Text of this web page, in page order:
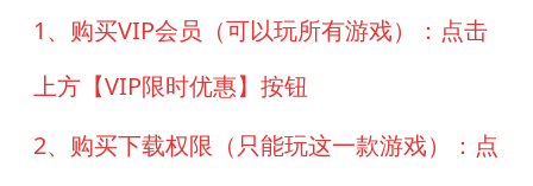
1、购买VIP会员（可以玩所有游戏）：点击
上方【VIP限时优惠】按钮
2、购买下载权限（只能玩这一款游戏）：点